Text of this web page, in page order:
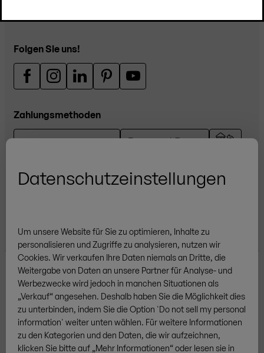
Datenschutzeinstellungen
Um unsere Website für Sie zu optimieren, Inhalte zu
personalisieren und Zugriffe zu analysieren, nutzen wir
Cookies. Wir verkaufen Ihre Daten niemals an Dritte, die
Weitergabe von Daten an unsere Partner für Analyse- und
Werbezwecke wird jedoch in manchen Situationen als
„Verkauf“angesehen. Deshalb haben Sie die Möglichkeit dies
zu unterbinden, indem Sie die Option 'Do not sell my personal
information' weiter unten wählen. Für weitere Informationen
zu den Kategorien und den Daten, die wir aufzeichnen,
klicken Sie bitte auf „Mehr Informationen“oder lesen sie in
Folgen Sie uns!
Zahlungsmethoden
Zertifizierungen
Weitere Marken